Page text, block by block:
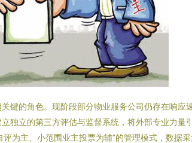
键的角色。现阶段部分物业服务公司仍存在响
立的第三方评估与监督系统，将外部专业力量
为主、小范围业主投票为辅”的管理模式，数据